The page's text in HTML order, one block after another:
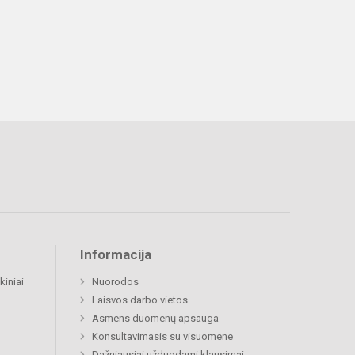
Informacija
Nuorodos
Laisvos darbo vietos
Asmens duomenų apsauga
Konsultavimasis su visuomene